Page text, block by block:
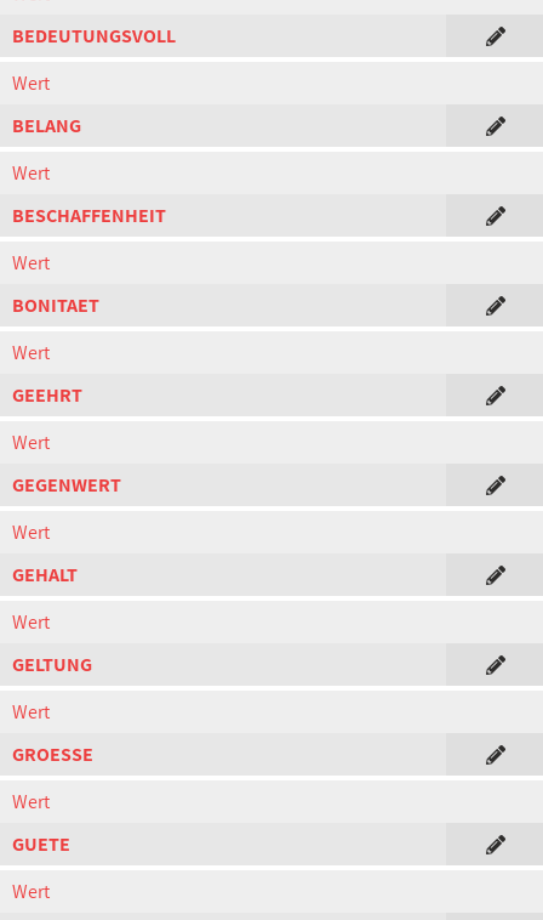
BEDEUTUNGSVOLL
Wert
BELANG
Wert
BESCHAFFENHEIT
Wert
BONITAET
Wert
GEEHRT
Wert
GEGENWERT
Wert
GEHALT
Wert
GELTUNG
Wert
GROESSE
Wert
GUETE
Wert